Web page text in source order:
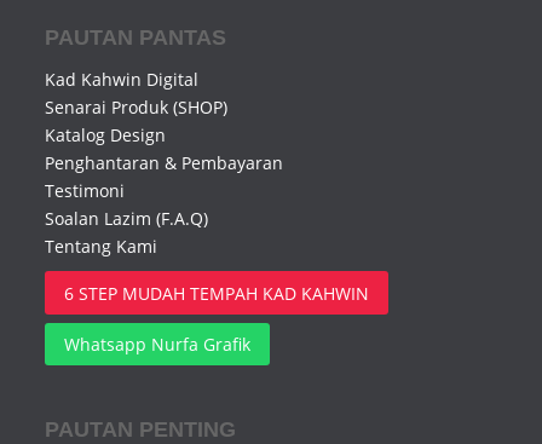
PAUTAN PANTAS
Kad Kahwin Digital
Senarai Produk (SHOP)
Katalog Design
Penghantaran & Pembayaran
Testimoni
Soalan Lazim (F.A.Q)
Tentang Kami
6 STEP MUDAH TEMPAH KAD KAHWIN
Whatsapp Nurfa Grafik
PAUTAN PENTING